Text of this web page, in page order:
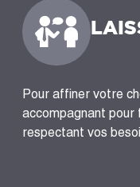
Pour affiner votre
accompagnant pour
respectant vos